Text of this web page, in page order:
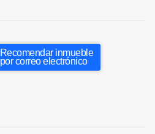
Recomendar inmueble
por correo electrónico